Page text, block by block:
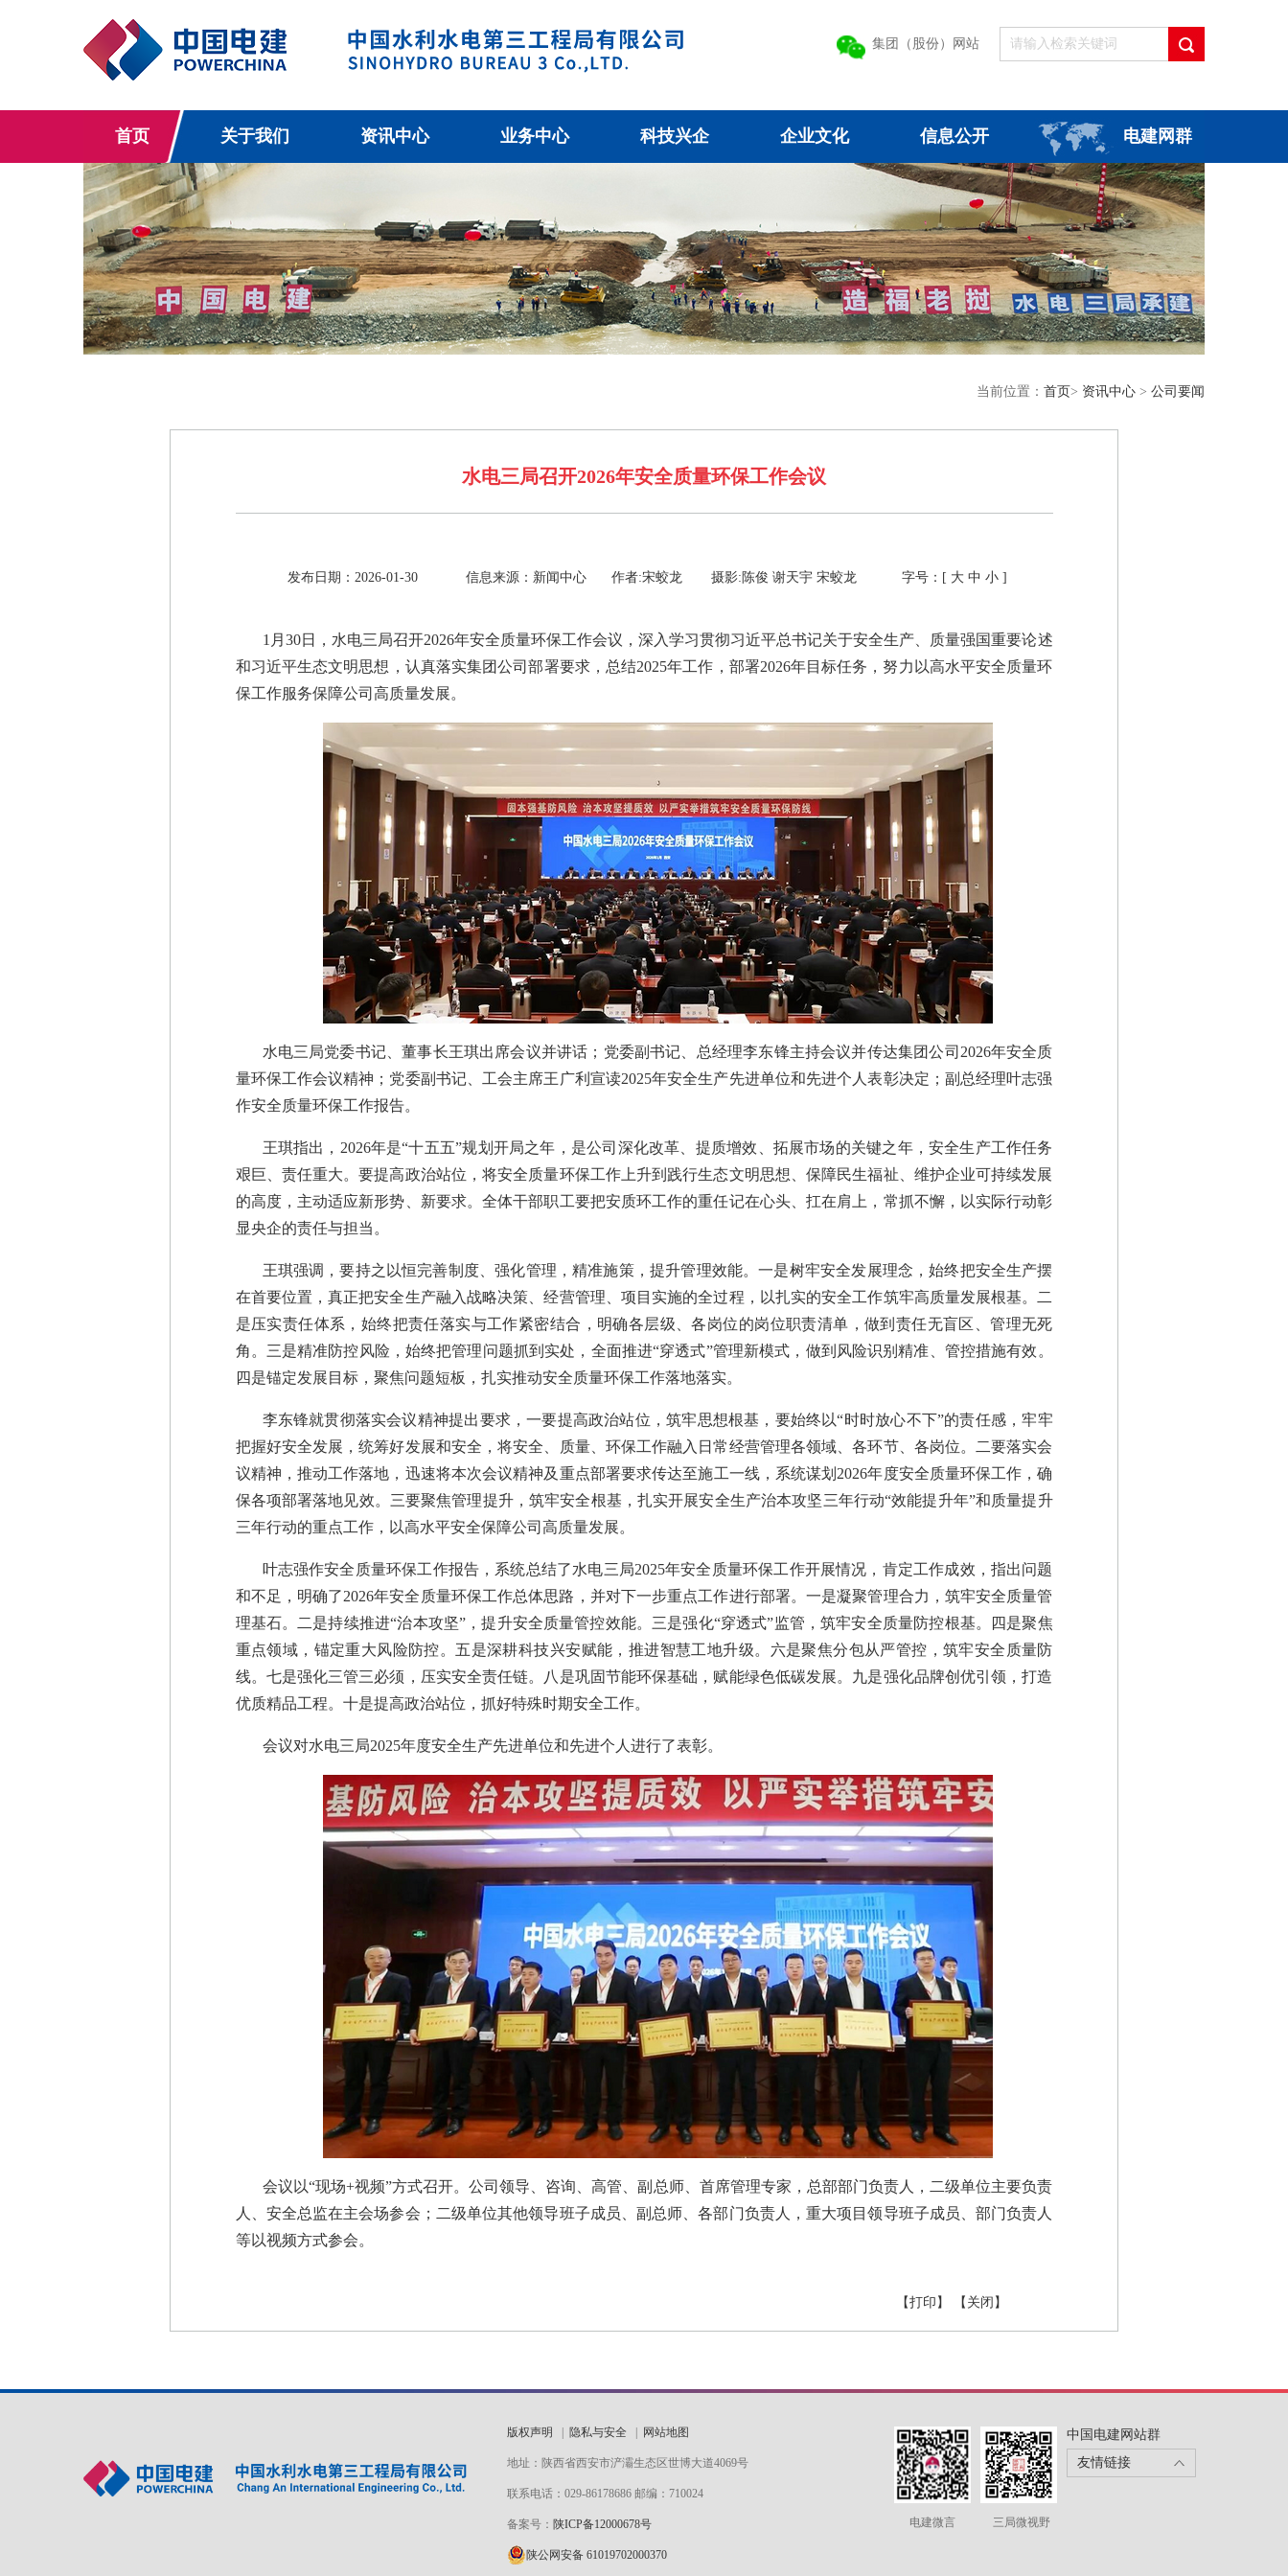
集团（股份）网站
首页 关于我们 资讯中心 业务中心 科技兴企 企业文化 信息公开 电建网群
当前位置： 首页> 资讯中心 > 公司要闻
水电三局召开2026年安全质量环保工作会议
发布日期：2026-01-30 信息来源：新闻中心 作者:宋蛟龙 摄影:陈俊 谢天宇 宋蛟龙 字号：[ 大 中 小 ]
1月30日，水电三局召开2026年安全质量环保工作会议，深入学习贯彻习近平总书记关于安全生产、质量强国重要论述
和习近平生态文明思想，认真落实集团公司部署要求，总结2025年工作，部署2026年目标任务，努力以高水平安全质量环
保工作服务保障公司高质量发展。
水电三局党委书记、董事长王琪出席会议并讲话；党委副书记、总经理李东锋主持会议并传达集团公司2026年安全质
量环保工作会议精神；党委副书记、工会主席王广利宣读2025年安全生产先进单位和先进个人表彰决定；副总经理叶志强
作安全质量环保工作报告。
王琪指出，2026年是“十五五”规划开局之年，是公司深化改革、提质增效、拓展市场的关键之年，安全生产工作任务
艰巨、责任重大。要提高政治站位，将安全质量环保工作上升到践行生态文明思想、保障民生福祉、维护企业可持续发展
的高度，主动适应新形势、新要求。全体干部职工要把安质环工作的重任记在心头、扛在肩上，常抓不懈，以实际行动彰
显央企的责任与担当。
王琪强调，要持之以恒完善制度、强化管理，精准施策，提升管理效能。一是树牢安全发展理念，始终把安全生产摆
在首要位置，真正把安全生产融入战略决策、经营管理、项目实施的全过程，以扎实的安全工作筑牢高质量发展根基。二
是压实责任体系，始终把责任落实与工作紧密结合，明确各层级、各岗位的岗位职责清单，做到责任无盲区、管理无死
角。三是精准防控风险，始终把管理问题抓到实处，全面推进“穿透式”管理新模式，做到风险识别精准、管控措施有效。
四是锚定发展目标，聚焦问题短板，扎实推动安全质量环保工作落地落实。
李东锋就贯彻落实会议精神提出要求，一要提高政治站位，筑牢思想根基，要始终以“时时放心不下”的责任感，牢牢
把握好安全发展，统筹好发展和安全，将安全、质量、环保工作融入日常经营管理各领域、各环节、各岗位。二要落实会
议精神，推动工作落地，迅速将本次会议精神及重点部署要求传达至施工一线，系统谋划2026年度安全质量环保工作，确
保各项部署落地见效。三要聚焦管理提升，筑牢安全根基，扎实开展安全生产治本攻坚三年行动“效能提升年”和质量提升
三年行动的重点工作，以高水平安全保障公司高质量发展。
叶志强作安全质量环保工作报告，系统总结了水电三局2025年安全质量环保工作开展情况，肯定工作成效，指出问题
和不足，明确了2026年安全质量环保工作总体思路，并对下一步重点工作进行部署。一是凝聚管理合力，筑牢安全质量管
理基石。二是持续推进“治本攻坚”，提升安全质量管控效能。三是强化“穿透式”监管，筑牢安全质量防控根基。四是聚焦
重点领域，锚定重大风险防控。五是深耕科技兴安赋能，推进智慧工地升级。六是聚焦分包从严管控，筑牢安全质量防
线。七是强化三管三必须，压实安全责任链。八是巩固节能环保基础，赋能绿色低碳发展。九是强化品牌创优引领，打造
优质精品工程。十是提高政治站位，抓好特殊时期安全工作。
会议对水电三局2025年度安全生产先进单位和先进个人进行了表彰。
会议以“现场+视频”方式召开。公司领导、咨询、高管、副总师、首席管理专家，总部部门负责人，二级单位主要负责
人、安全总监在主会场参会；二级单位其他领导班子成员、副总师、各部门负责人，重大项目领导班子成员、部门负责人
等以视频方式参会。
【打印】 【关闭】
版权声明 隐私与安全 网站地图
地址：陕西省西安市浐灞生态区世博大道4069号
联系电话：029-86178686 邮编：710024
备案号： 陕ICP备12000678号
陕公网安备 61019702000370
中国电建网站群
友情链接
电建微言 三局微视野